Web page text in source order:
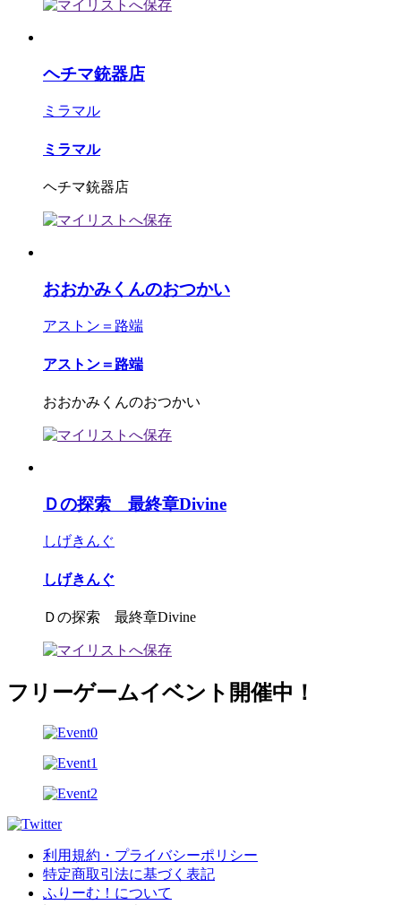
ヘチマ銃器店
ミラマル
ミラマル
ヘチマ銃器店
おおかみくんのおつかい
アストン＝路端
アストン＝路端
おおかみくんのおつかい
Ｄの探索 最終章Divine
しげきんぐ
しげきんぐ
Ｄの探索 最終章Divine
フリーゲームイベント開催中！
利用規約・プライバシーポリシー
特定商取引法に基づく表記
ふりーむ！について